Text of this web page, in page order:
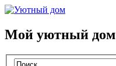
Мой уютный дом